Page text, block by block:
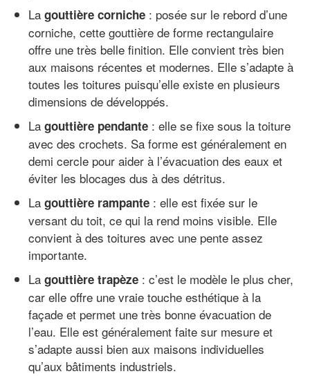
La gouttière corniche : posée sur le rebord d’une
corniche, cette gouttière de forme rectangulaire
offre une très belle finition. Elle convient très bien
aux maisons récentes et modernes. Elle s’adapte à
toutes les toitures puisqu’elle existe en plusieurs
dimensions de développés.
La gouttière pendante : elle se fixe sous la toiture
avec des crochets. Sa forme est généralement en
demi cercle pour aider à l’évacuation des eaux et
éviter les blocages dus à des détritus.
La gouttière rampante : elle est fixée sur le
versant du toit, ce qui la rend moins visible. Elle
convient à des toitures avec une pente assez
importante.
La gouttière trapèze : c’est le modèle le plus cher,
car elle offre une vraie touche esthétique à la
façade et permet une très bonne évacuation de
l’eau. Elle est généralement faite sur mesure et
s’adapte aussi bien aux maisons individuelles
qu’aux bâtiments industriels.